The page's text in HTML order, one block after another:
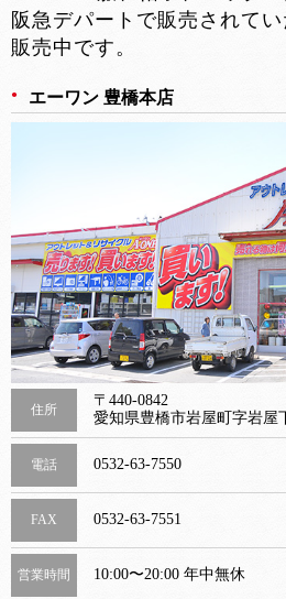
阪急デパートで販売されて
販売中です。
エーワン 豊橋本店
住所
〒440-0842
愛知県豊橋市岩屋町字岩屋
電話 0532-63-7550
FAX 0532-63-7551
営業時間 10:00〜20:00 年中無休